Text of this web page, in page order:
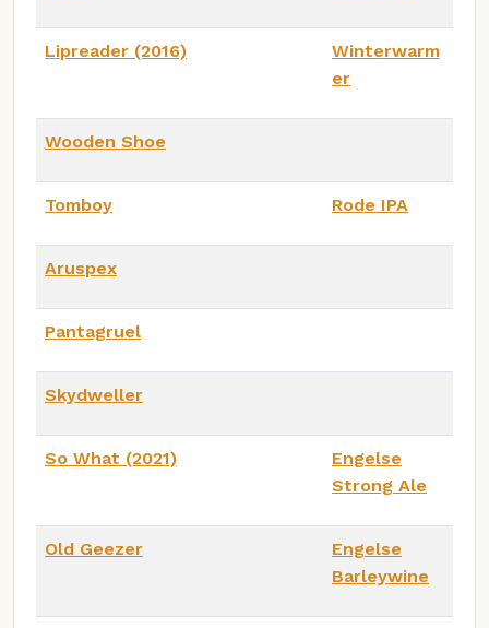
Lipreader (2016)
Winterwarm
er
Wooden Shoe
Tomboy Rode IPA
Aruspex
Pantagruel
Skydweller
So What (2021)
Engelse
Strong Ale
Old Geezer
Engelse
Barleywine